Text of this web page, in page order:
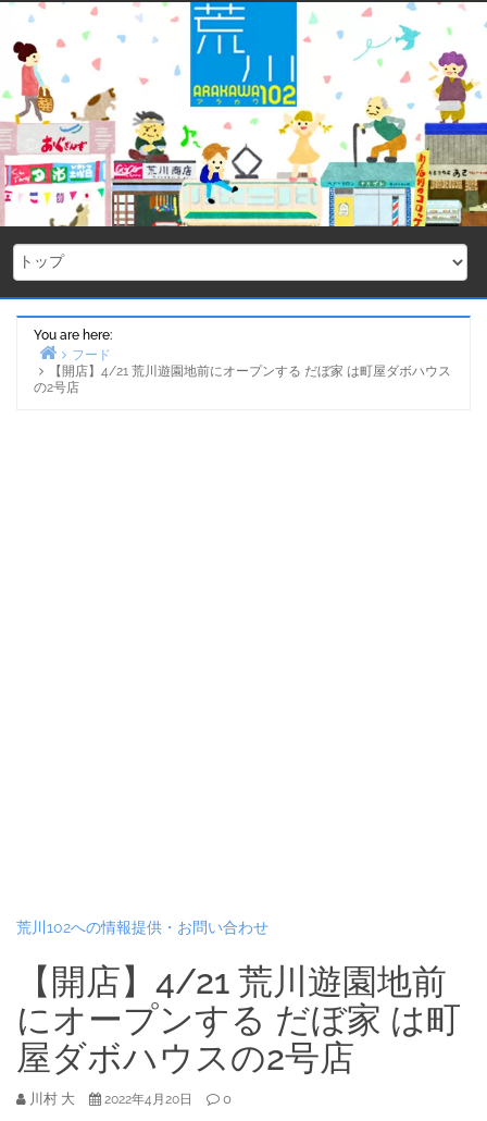
Skip
content
You are here:
Home
フード
【開店】4/21 荒川遊園地前にオープンする だぼ家 は町屋ダボハウス
の2号店
荒川102への情報提供・お問い合わせ
【開店】4/21 荒川遊園地前
にオープンする だぼ家 は町
屋ダボハウスの2号店
川村 大 2022年4月20日 0